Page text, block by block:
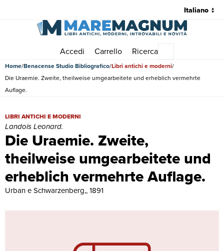
Accedi Carrello Ricerca
Home Benacense Studio Bibliografico Libri antichi e moderni
Die Uraemie. Zweite, theilweise umgearbeitete und erheblich vermehrte
Auflage.
Die Uraemie. Zweite,
theilweise umgearbeitete und
erheblich vermehrte Auflage.
Die Uraemie. Zweite, theilweise umgearbeitete und erheblich
LIBRI ANTICHI E MODERNI
Landois Leonard.
Urban e Schwarzenberg,, 1891